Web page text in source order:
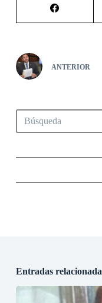
ANTERIOR
Buscar
Entradas